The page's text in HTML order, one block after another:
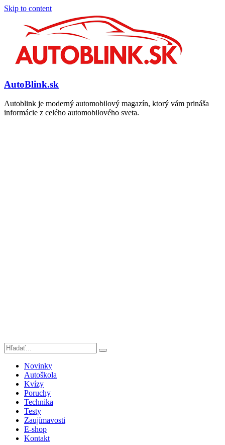
Skip to content
AutoBlink.sk
Autoblink je moderný automobilový magazín, ktorý vám prináša
informácie z celého automobilového sveta.
Novinky
Autoškola
Kvízy
Poruchy
Technika
Testy
Zaujímavosti
E-shop
Kontakt